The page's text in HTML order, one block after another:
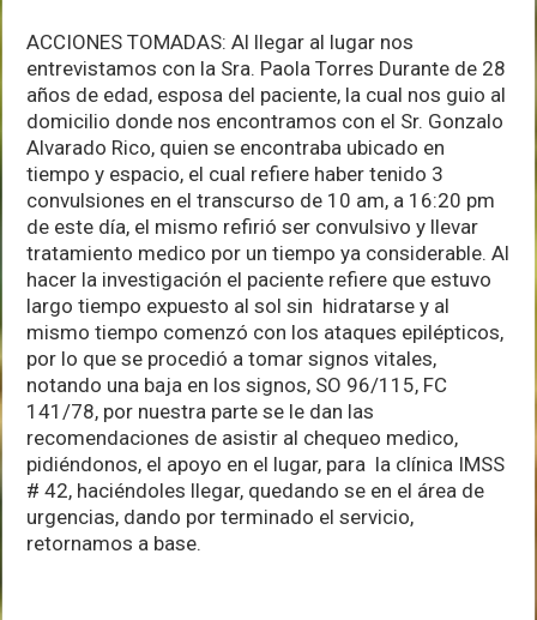
ACCIONES TOMADAS: Al llegar al lugar nos
entrevistamos con la Sra. Paola Torres Durante de 28
años de edad, esposa del paciente, la cual nos guio al
domicilio donde nos encontramos con el Sr. Gonzalo
Alvarado Rico, quien se encontraba ubicado en
tiempo y espacio, el cual refiere haber tenido 3
convulsiones en el transcurso de 10 am, a 16:20 pm
de este día, el mismo refirió ser convulsivo y llevar
tratamiento medico por un tiempo ya considerable. Al
hacer la investigación el paciente refiere que estuvo
largo tiempo expuesto al sol sin hidratarse y al
mismo tiempo comenzó con los ataques epilépticos,
por lo que se procedió a tomar signos vitales,
notando una baja en los signos, SO 96/115, FC
141/78, por nuestra parte se le dan las
recomendaciones de asistir al chequeo medico,
pidiéndonos, el apoyo en el lugar, para la clínica IMSS
# 42, haciéndoles llegar, quedando se en el área de
urgencias, dando por terminado el servicio,
retornamos a base.